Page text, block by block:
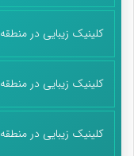
کلینیک زیبایی در منطقه 5
کلینیک زیبایی در منطقه 6
کلینیک زیبایی در منطقه 7